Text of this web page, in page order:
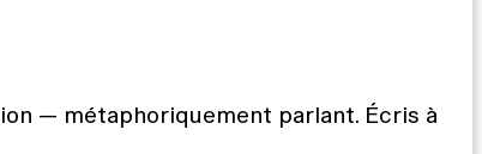
— métaphoriquement parlant. Écris à